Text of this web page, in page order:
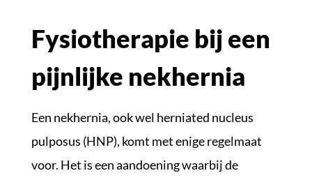
Fysiotherapie bij een
pijnlijke nekhernia
Een nekhernia, ook wel herniated nucleus
pulposus (HNP), komt met enige regelmaat
voor. Het is een aandoening waarbij de